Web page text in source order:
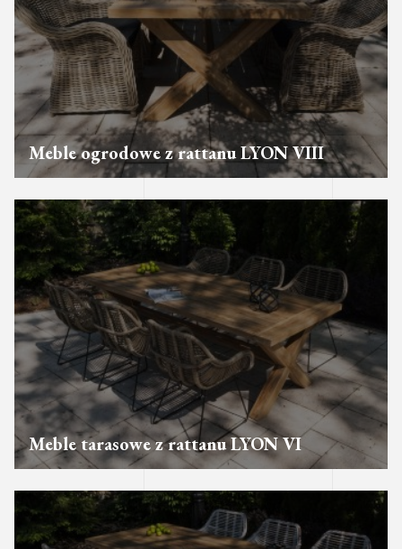
Meble ogrodowe z rattanu LYON VIII
Meble tarasowe z rattanu LYON VI